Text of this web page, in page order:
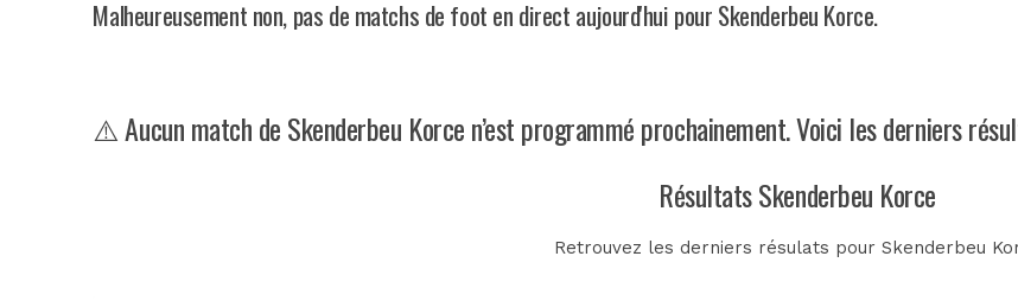
Malheureusement non, pas de matchs de foot en direct aujourd'hui pour Skenderbeu Korce.
⚠️ Aucun match de Skenderbeu Korce n’est programmé prochainement. Voici les derniers
Résultats Skenderbeu Korce
Retrouvez les derniers résulats pour Skenderbeu